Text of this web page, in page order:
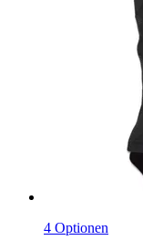
4 Optionen